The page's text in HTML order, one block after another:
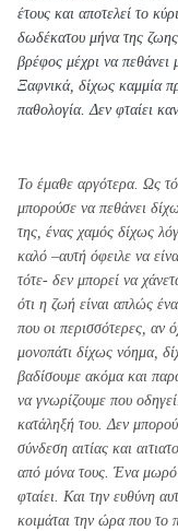
έτους και αποτελεί το
δωδέκατου μήνα της
βρέφος μέχρι να πεθάνει
Ξαφνικά, δίχως καμμία
παθολογία. Δεν φταίει
Το έμαθε αργότερα. Ως
μπορούσε να πεθάνει
της, ένας χαμός δίχως
καλό –αυτή όφειλε να
τότε- δεν μπορεί να
ότι η ζωή είναι απλώς
που οι περισσότερες, αν
μονοπάτι δίχως νόημα,
βαδίσουμε ακόμα και
να γνωρίζουμε που
κατάληξή του. Δεν
σύνδεση αιτίας και
από μόνα τους. Ένα μωρό
φταίει. Και την ευθύνη
κοιμάται την ώρα που το